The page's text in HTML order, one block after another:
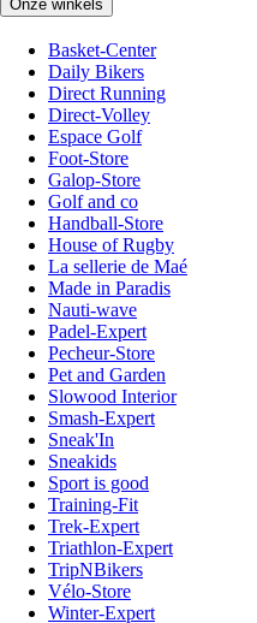
Onze winkels
Basket-Center
Daily Bikers
Direct Running
Direct-Volley
Espace Golf
Foot-Store
Galop-Store
Golf and co
Handball-Store
House of Rugby
La sellerie de Maé
Made in Paradis
Nauti-wave
Padel-Expert
Pecheur-Store
Pet and Garden
Slowood Interior
Smash-Expert
Sneak'In
Sneakids
Sport is good
Training-Fit
Trek-Expert
Triathlon-Expert
TripNBikers
Vélo-Store
Winter-Expert